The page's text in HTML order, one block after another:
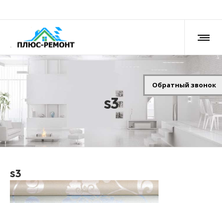
s3
s3
Обратный звонок